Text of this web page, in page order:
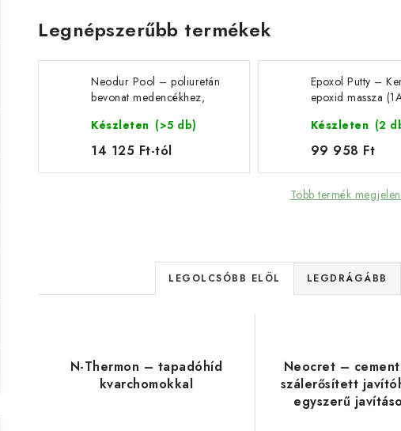
Legnépszerűbb termékek
Neodur Pool – poliuretán
bevonat medencékhez,
víztartályokhoz
Készleten (>5 db)
14 125 Ft-tól
Epoxol Putty –
epoxid massza
Készleten (2
99 958 Ft
Több termék
T
e
m
é
LEGOLCSÓBB ELÖL LEGDRÁGÁBB
N-Thermon – tapadóhíd
kvarchomokkal
Neocret –
szálerősített
egyszerű